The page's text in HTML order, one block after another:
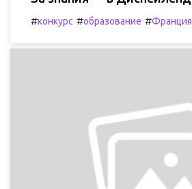
#конкурс #образование #Франция